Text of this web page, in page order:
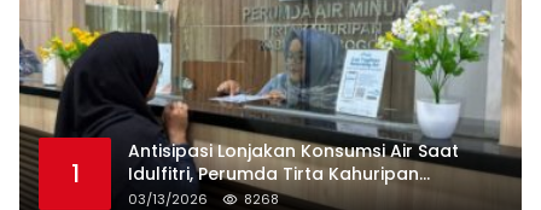
1
Antisipasi Lonjakan Konsumsi Air Saat
Idulfitri, Perumda Tirta Kahuripan
Berlakukan Status Siaga Lebaran
03/13/2026 8268